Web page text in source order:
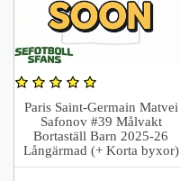
Paris Saint-Germain Matvei
Safonov #39 Målvakt
Bortaställ Barn 2025-26
Långärmad (+ Korta byxor)